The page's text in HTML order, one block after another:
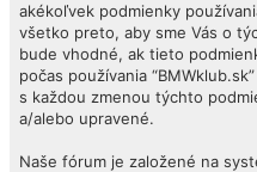
akékoľvek podmienky
všetko preto, aby sme Vás o
bude vhodné, ak tieto
počas používania
s každou zmenou týchto
a/alebo upravené.
Naše fórum je založené na